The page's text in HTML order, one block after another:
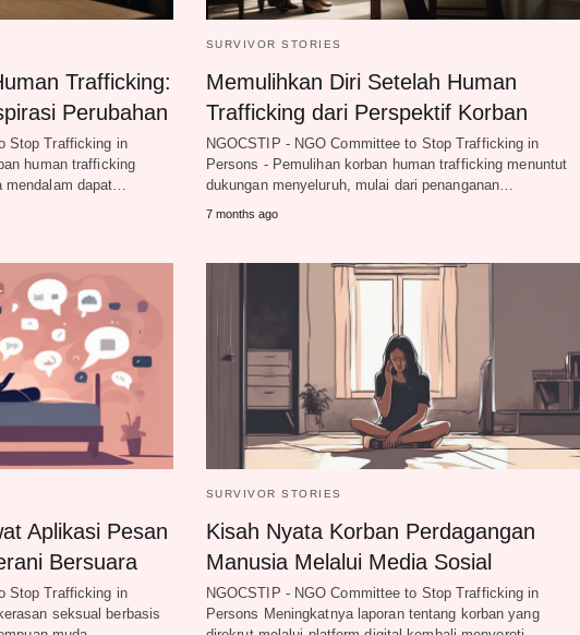
Trafficking:
Perubahan
Stop Trafficking in
human trafficking
mendalam dapat…
SURVIVOR STORIES
Memulihkan Diri Setelah Human
Trafficking dari Perspektif Korban
NGOCSTIP - NGO Committee to Stop Trafficking in
Persons - Pemulihan korban human trafficking menuntut
dukungan menyeluruh, mulai dari penanganan…
7 months ago
Aplikasi Pesan
Bersuara
Stop Trafficking in
seksual berbasis
SURVIVOR STORIES
Kisah Nyata Korban Perdagangan
Manusia Melalui Media Sosial
NGOCSTIP - NGO Committee to Stop Trafficking in
Persons Meningkatnya laporan tentang korban yang